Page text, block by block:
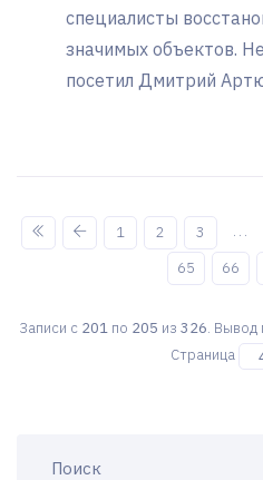
специалисты
значимых объектов.
посетил Дмитрий
1 2 3 ...
65
66
Записи с 201по 205 из 326. Вывод
Страница